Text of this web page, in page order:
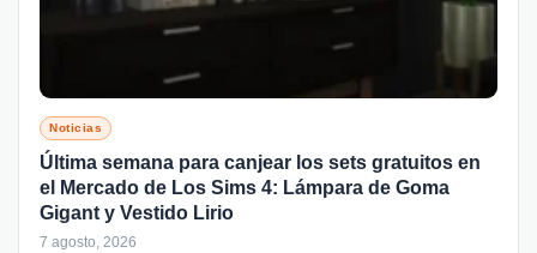
Noticias
Última semana para canjear los sets gratuitos en
el Mercado de Los Sims 4: Lámpara de Goma
Gigant y Vestido Lirio
7 agosto, 2026